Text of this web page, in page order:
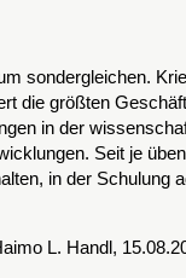
sondergleichen.
die größten
in der
Seit je
in der Schulung
L. Handl,